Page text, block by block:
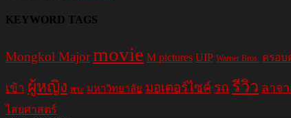
KEYWORD TAGS
Mongkol Majormovie M pictures UIP Warner Bros. ครอบ
เข้า ผู้หญิง พระ มหาวิทยาลัย มอเตอร์ไซค์ รถ รีวิว ลาจ
ไสยศาสตร์